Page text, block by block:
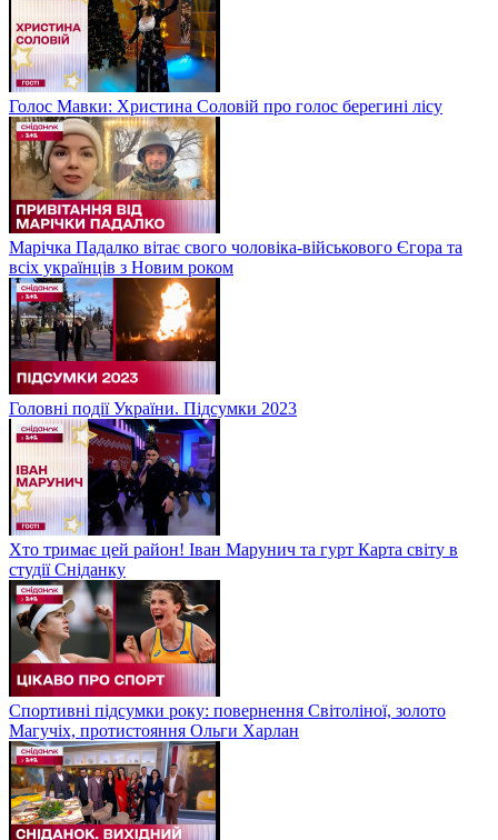
Голос Мавки: Христина Соловій про голос берегині лісу
Марічка Падалко вітає свого чоловіка-військового Єгора та
всіх українців з Новим роком
Головні події України. Підсумки 2023
Хто тримає цей район! Іван Марунич та гурт Карта світу в
студії Сніданку
Спортивні підсумки року: повернення Світоліної, золото
Магучіх, протистояння Ольги Харлан